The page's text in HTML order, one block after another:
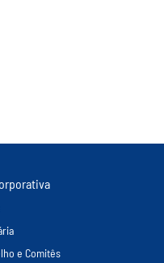
e Comitês